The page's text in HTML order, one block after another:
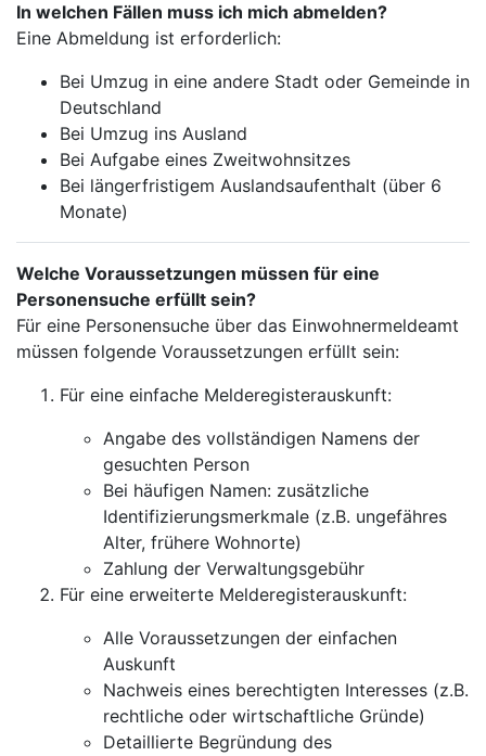
In welchen Fällen muss ich mich abmelden?
Eine Abmeldung ist erforderlich:
Bei Umzug in eine andere Stadt oder Gemeinde in
Deutschland
Bei Umzug ins Ausland
Bei Aufgabe eines Zweitwohnsitzes
Bei längerfristigem Auslandsaufenthalt (über 6
Monate)
Welche Voraussetzungen müssen für eine
Personensuche erfüllt sein?
Für eine Personensuche über das Einwohnermeldeamt
müssen folgende Voraussetzungen erfüllt sein:
Für eine einfache Melderegisterauskunft:
Angabe des vollständigen Namens der
gesuchten Person
Bei häufigen Namen: zusätzliche
Identifizierungsmerkmale (z.B. ungefähres
Alter, frühere Wohnorte)
Zahlung der Verwaltungsgebühr
Für eine erweiterte Melderegisterauskunft:
Alle Voraussetzungen der einfachen
Auskunft
Nachweis eines berechtigten Interesses (z.B.
rechtliche oder wirtschaftliche Gründe)
Detaillierte Begründung des